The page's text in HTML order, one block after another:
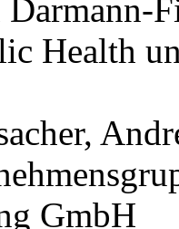
Health
GmbH